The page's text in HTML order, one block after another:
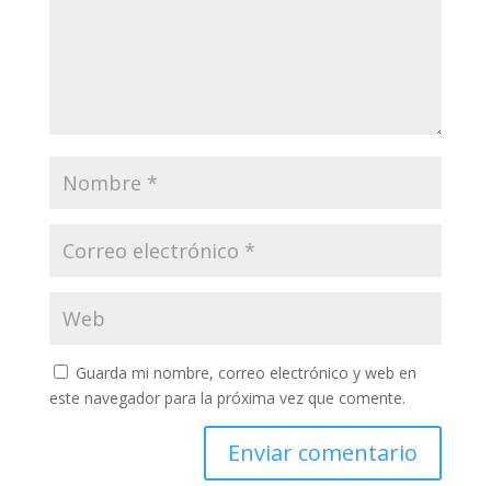
Guarda mi nombre, correo electrónico y web en
este navegador para la próxima vez que comente.